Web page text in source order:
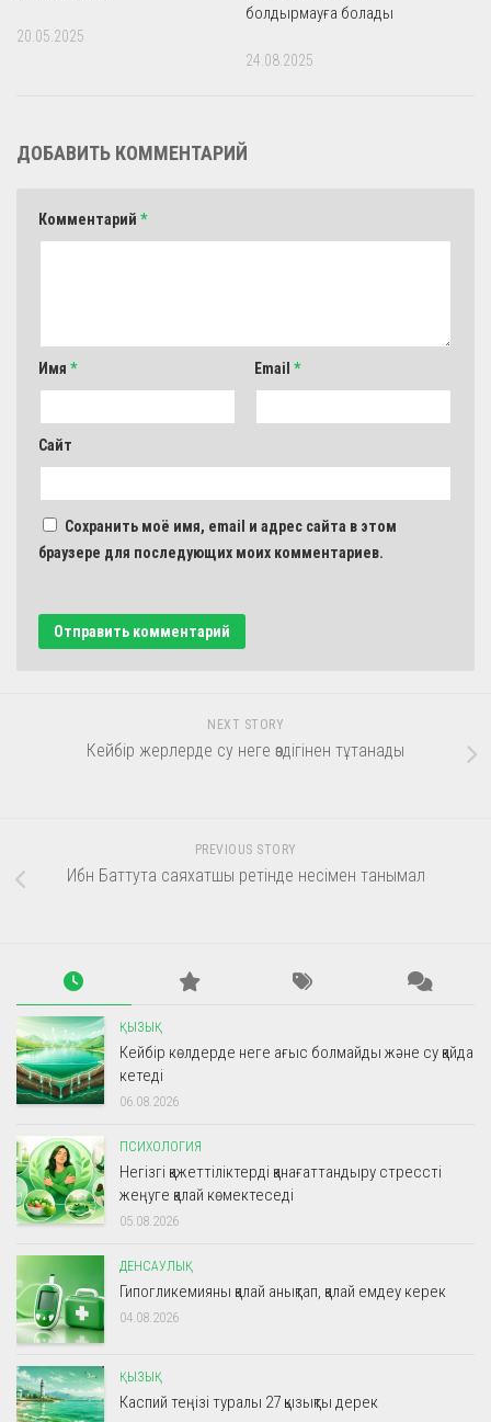
20.05.2025
болдырмауға болады
24.08.2025
ДОБАВИТЬ КОММЕНТАРИЙ
Комментарий *
Имя * Email *
Сайт
Сохранить моё имя, email и адрес сайта в этом
браузере для последующих моих комментариев.
NEXT STORY
Кейбір жерлерде су неге өздігінен тұтанады
PREVIOUS STORY
Ибн Баттута саяхатшы ретінде несімен танымал
ҚЫЗЫҚ
Кейбір көлдерде неге ағыс болмайды және су қайда
кетеді
06.08.2026
ПСИХОЛОГИЯ
Негізгі қажеттіліктерді қанағаттандыру стрессті
жеңуге қалай көмектеседі
05.08.2026
ДЕНСАУЛЫҚ
Гипогликемияны қалай анықтап, қалай емдеу керек
04.08.2026
ҚЫЗЫҚ
Каспий теңізі туралы 27 қызықты дерек